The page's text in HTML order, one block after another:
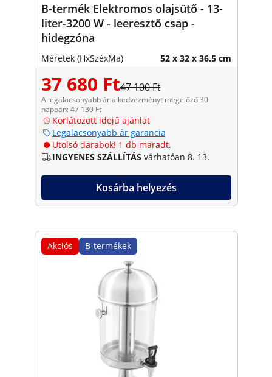
B-termék Elektromos olajsütő - 13-
liter-3200 W - leeresztő csap -
hidegzóna
Méretek (HxSzéxMa) 52 x 32 x 36.5 cm
37 680 Ft47 100 Ft
A legalacsonyabb ár a kedvezményt megelőző 30
napban: 47 130 Ft
Korlátozott idejű ajánlat
Legalacsonyabb ár garancia
Utolsó darabok! 1 db maradt.
INGYENES SZÁLLÍTÁS várhatóan 8. 13.
Kosárba helyezés
Akciós B-termékek